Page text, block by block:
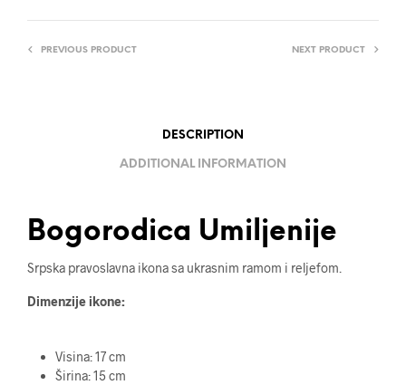
PREVIOUS PRODUCT NEXT PRODUCT
DESCRIPTION
ADDITIONAL INFORMATION
Bogorodica Umiljenije
Srpska pravoslavna ikona sa ukrasnim ramom i reljefom.
Dimenzije ikone:
Visina: 17 cm
Širina: 15 cm